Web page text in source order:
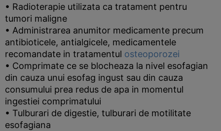
• Radioterapie utilizata ca tratament pentru
tumori maligne
• Administrarea anumitor medicamente precum
antibioticele, antialgicele, medicamentele
recomandate in tratamentul osteoporozei
• Comprimate ce se blocheaza la nivel esofagian
din cauza unui esofag ingust sau din cauza
consumului prea redus de apa in momentul
ingestiei comprimatului
• Tulburari de digestie, tulburari de motilitate
esofagiana